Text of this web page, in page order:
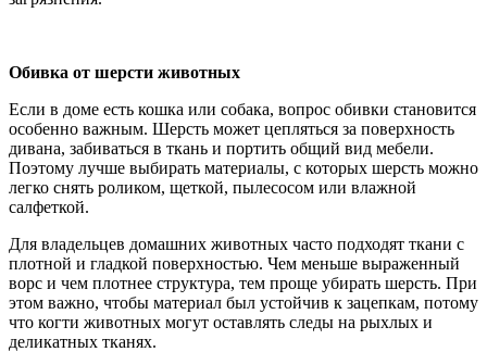
Обивка от шерсти животных
Если в доме есть кошка или собака, вопрос обивки становится
особенно важным. Шерсть может цепляться за поверхность
дивана, забиваться в ткань и портить общий вид мебели.
Поэтому лучше выбирать материалы, с которых шерсть можно
легко снять роликом, щеткой, пылесосом или влажной
салфеткой.
Для владельцев домашних животных часто подходят ткани с
плотной и гладкой поверхностью. Чем меньше выраженный
ворс и чем плотнее структура, тем проще убирать шерсть. При
этом важно, чтобы материал был устойчив к зацепкам, потому
что когти животных могут оставлять следы на рыхлых и
деликатных тканях.